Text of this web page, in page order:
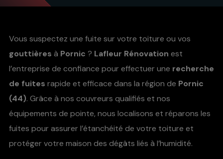
Vous suspectez une fuite sur votre toiture ou vos
gouttières à Pornic ? Lafleur Rénovation est
l’entreprise de confiance pour effectuer une recherche
de fuites rapide et efficace dans la région de Pornic
(44). Grâce à nos couvreurs qualifiés et nos
équipements de pointe, nous localisons et réparons les
fuites pour assurer l’étanchéité de votre toiture et
protéger votre maison des dégâts liés à l’humidité.